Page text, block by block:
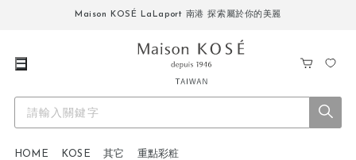
Maison KOSÉ LaLaport 南港 探索屬於你的美麗
HOME KOSE 其它 重點彩粧